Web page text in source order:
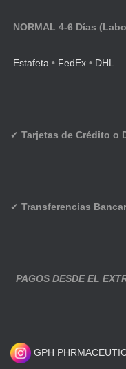
NORMAL 4-6 Días
Estafeta • FedEx • DHL
✔ Tarjetas de Crédito o
✔ Transferencias
PAGOS DESDE EL
GPH